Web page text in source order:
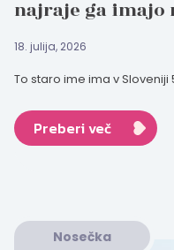
najraje ga imajo
18. julija, 2026
To staro ime ima v Sloveniji
Preberi več
Nosečka